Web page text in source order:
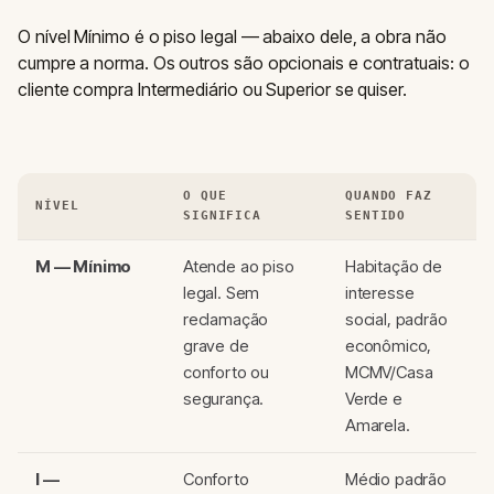
O nível Mínimo é o piso legal — abaixo dele, a obra não
cumpre a norma. Os outros são opcionais e contratuais: o
cliente compra Intermediário ou Superior se quiser.
NÍVEL
O QUE
SIGNIFICA
QUANDO FAZ
SENTIDO
M — Mínimo
Atende ao piso
legal. Sem
reclamação
grave de
conforto ou
segurança.
Habitação de
interesse
social, padrão
econômico,
MCMV/Casa
Verde e
Amarela.
I —
Conforto
Médio padrão